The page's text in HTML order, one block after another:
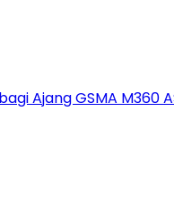
Ajang GSMA M360